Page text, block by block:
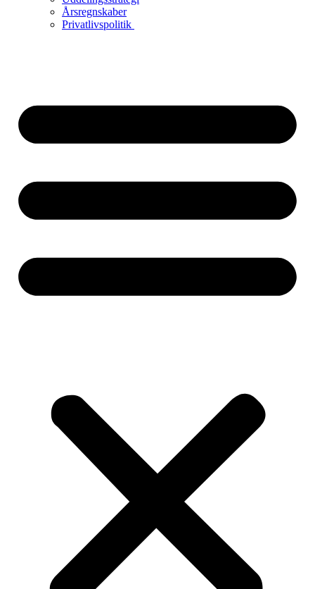
Årsregnskaber
Privatlivspolitik